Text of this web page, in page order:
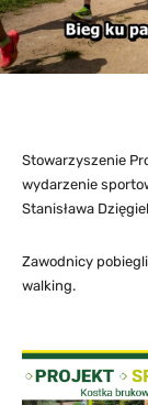
Stowarzyszenie
wydarzenie
Stanisława
Zawodnicy
walking.